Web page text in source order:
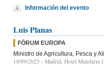
Información del evento
Luis Planas
FÓRUM EUROPA
Ministro de Agricultura, Pesca y
18/09/2025 - Madrid, Hotel Mandarin